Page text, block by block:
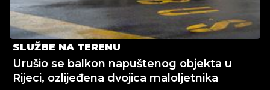
SLUŽBE NA TERENU
Urušio se balkon napuštenog objekta u
Rijeci, ozlijeđena dvojica maloljetnika